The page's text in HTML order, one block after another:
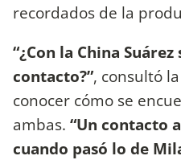
recordados de la
“¿Con la China
contacto?”, consultó
conocer cómo se
ambas. “Un contacto
cuando pasó lo de